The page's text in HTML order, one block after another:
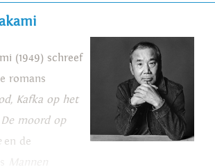
(1949) schreef
romans
Kafka op het
De moord op
en de